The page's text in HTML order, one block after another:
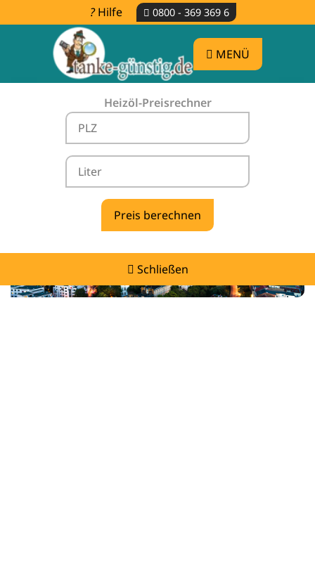
Hilfe 0800 - 369 369 6
MENÜ
Heizöl-Preisrechner
Schließen
Heizölpreise Baasdorf -
vergleichen & günstig tanken